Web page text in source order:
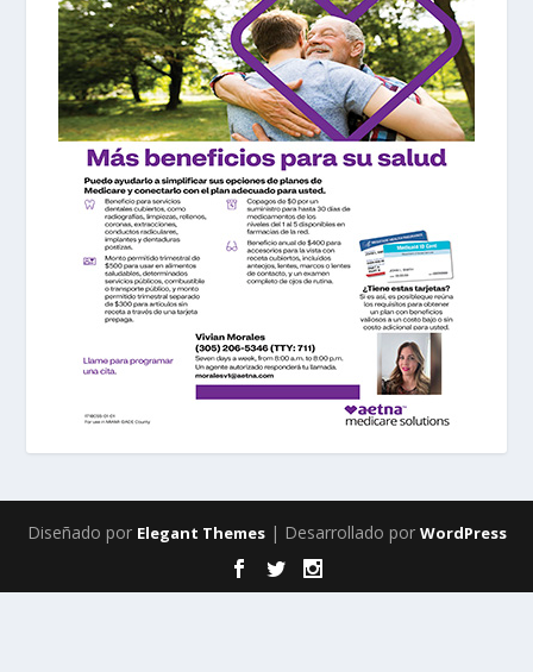
Diseñado por Elegant Themes| Desarrollado por WordPress